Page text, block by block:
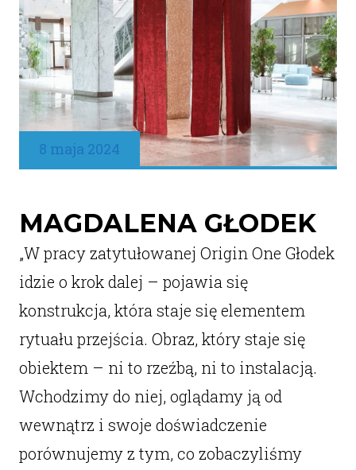
8 maja 2024
MAGDALENA GŁODEK
„W pracy zatytułowanej Origin One Głodek
idzie o krok dalej – pojawia się
konstrukcja, która staje się elementem
rytuału przejścia. Obraz, który staje się
obiektem – ni to rzeźbą, ni to instalacją.
Wchodzimy do niej, oglądamy ją od
wewnątrz i swoje doświadczenie
porównujemy z tym, co zobaczyliśmy